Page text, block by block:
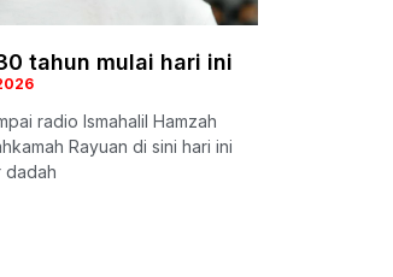
tahun mulai hari ini
radio Ismahalil Hamzah
Rayuan di sini hari ini
dadah